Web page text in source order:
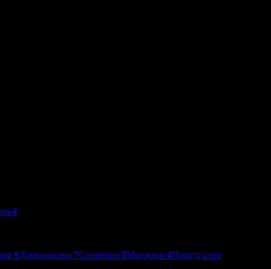
4
9Доминикана 7Словения 5Малдиви 4Португалия